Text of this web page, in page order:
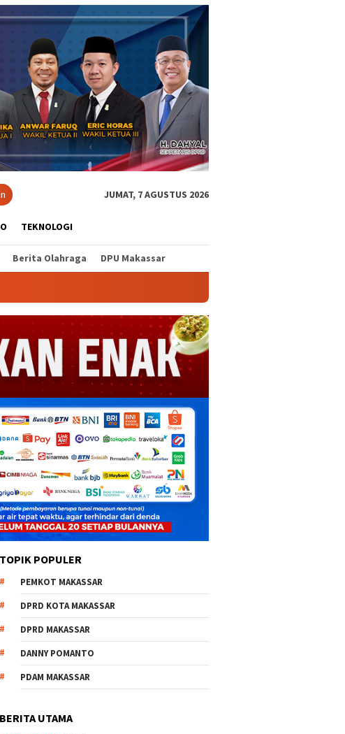
JUMAT, 7 AGUSTUS 2026
TEKNOLOGI
Berita Olahraga DPU Makassar
TOPIK POPULER
PEMKOT MAKASSAR
DPRD KOTA MAKASSAR
DPRD MAKASSAR
DANNY POMANTO
PDAM MAKASSAR
BERITA UTAMA